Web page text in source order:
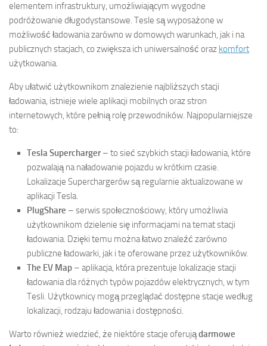
elementem infrastruktury, umożliwiającym wygodne
podróżowanie długodystansowe. Tesle są wyposażone w
możliwość ładowania zarówno w domowych warunkach, jak i na
publicznych stacjach, co zwiększa ich uniwersalność oraz komfort
użytkowania.
Aby ułatwić użytkownikom znalezienie najbliższych stacji
ładowania, istnieje wiele aplikacji mobilnych oraz stron
internetowych, które pełnią rolę przewodników. Najpopularniejsze
to:
Tesla Supercharger– to sieć szybkich stacji ładowania, które
pozwalają na naładowanie pojazdu w krótkim czasie.
Lokalizacje Superchargerów są regularnie aktualizowane w
aplikacji Tesla.
PlugShare – serwis społecznościowy, który umożliwia
użytkownikom dzielenie się informacjami na temat stacji
ładowania. Dzięki temu można łatwo znaleźć zarówno
publiczne ładowarki, jak i te oferowane przez użytkowników.
The EV Map – aplikacja, która prezentuje lokalizacje stacji
ładowania dla różnych typów pojazdów elektrycznych, w tym
Tesli. Użytkownicy mogą przeglądać dostępne stacje według
lokalizacji, rodzaju ładowania i dostępności.
Warto również wiedzieć, że niektóre stacje oferujądarmowe